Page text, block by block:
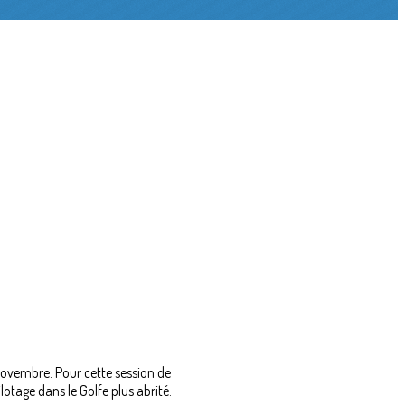
Pour cette session de
dans le Golfe plus abrité.